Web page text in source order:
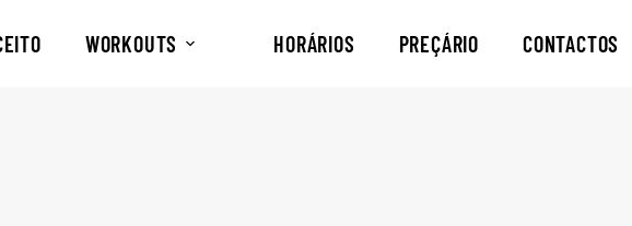
WORKOUTS HORÁRIOS PREÇÁRIO CONTACTOS